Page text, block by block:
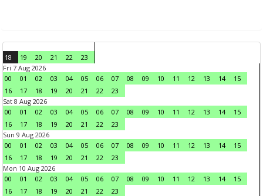
18 19 20 21 22
23
Fri 7 Aug 2026
00
01 02 03 04 05 06 07 08 09 10 11 12 13 14
15
16
17 18 19 20 21 22
23
Sat 8 Aug 2026
00
01 02 03 04 05 06 07 08 09 10 11 12 13 14
15
16
17 18 19 20 21 22
23
Sun 9 Aug 2026
00
01 02 03 04 05 06 07 08 09 10 11 12 13 14
15
16
17 18 19 20 21 22
23
Mon 10 Aug 2026
00
01 02 03 04 05 06 07 08 09 10 11 12 13 14
15
16
17 18 19 20 21 22
23